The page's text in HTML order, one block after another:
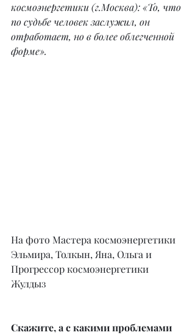
космоэнергетики (г.Москва): «То, что
по судьбе человек заслужил, он
отработает, но в более облегченной
форме».
На фото Мастера космоэнергетики
Эльмира, Толкын, Яна, Ольга и
Прогрессор космоэнергетики
Жулдыз
Скажите, а с какими проблемами